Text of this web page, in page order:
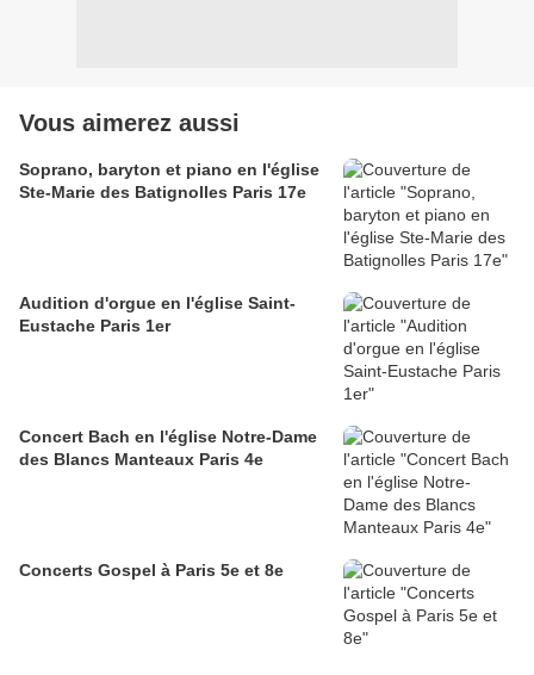
Vous aimerez aussi
Soprano, baryton et piano en l'église
Ste-Marie des Batignolles Paris 17e
Audition d'orgue en l'église Saint-
Eustache Paris 1er
Concert Bach en l'église Notre-Dame
des Blancs Manteaux Paris 4e
Concerts Gospel à Paris 5e et 8e